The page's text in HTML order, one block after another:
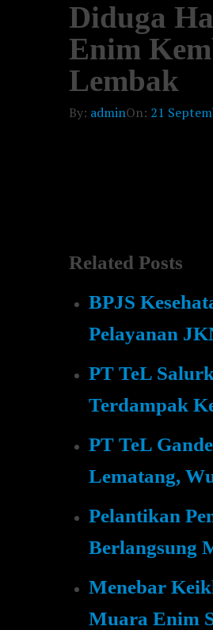
Diduga
Enim
Lembak
By: adminOn: 21
Related Posts
BPJS
Pelayanan
PT TeL
Terdampak
PT TeL
Lematang,
Pelantikan
Berlangsung
Menebar
Muara Enim